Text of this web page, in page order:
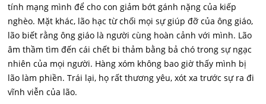
tính mạng mình để cho con giảm bớt gánh nặng của kiếp
nghèo. Mặt khác, lão hạc từ chối mọi sự giúp đỡ của ông giáo,
lão biết rằng ông giáo là người cùng hoàn cảnh với mình. Lão
âm thầm tìm đến cái chết bi thảm bằng bả chó trong sự ngạc
nhiên của mọi người. Hàng xóm không bao giờ thấy mình bị
lão làm phiền. Trái lại, họ rất thương yêu, xót xa trước sự ra đi
vĩnh viễn của lão.